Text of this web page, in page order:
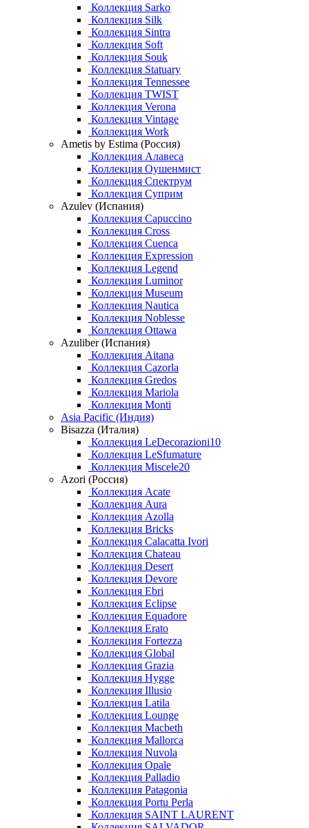
Коллекция Sarko
Коллекция Silk
Коллекция Sintra
Коллекция Soft
Коллекция Souk
Коллекция Statuary
Коллекция Tennessee
Коллекция TWIST
Коллекция Verona
Коллекция Vintage
Коллекция Work
Ametis by Estima (Россия)
Коллекция Алавеса
Коллекция Оушенмист
Коллекция Спектрум
Коллекция Суприм
Azulev (Испания)
Коллекция Capuccino
Коллекция Cross
Коллекция Cuenca
Коллекция Expression
Коллекция Legend
Коллекция Luminor
Коллекция Museum
Коллекция Nautica
Коллекция Noblesse
Коллекция Ottawa
Azuliber (Испания)
Коллекция Aitana
Коллекция Cazorla
Коллекция Gredos
Коллекция Mariola
Коллекция Monti
Asia Pacific (Индия)
Bisazza (Италия)
Коллекция LeDecorazioni10
Коллекция LeSfumature
Коллекция Miscele20
Azori (Россия)
Коллекция Acate
Коллекция Aura
Коллекция Azolla
Коллекция Bricks
Коллекция Calacatta Ivori
Коллекция Chateau
Коллекция Desert
Коллекция Devore
Коллекция Ebri
Коллекция Eclipse
Коллекция Equadore
Коллекция Erato
Коллекция Fortezza
Коллекция Global
Коллекция Grazia
Коллекция Hygge
Коллекция Illusio
Коллекция Latila
Коллекция Lounge
Коллекция Macbeth
Коллекция Mallorca
Коллекция Nuvola
Коллекция Opale
Коллекция Palladio
Коллекция Patagonia
Коллекция Portu Perla
Коллекция SAINT LAURENT